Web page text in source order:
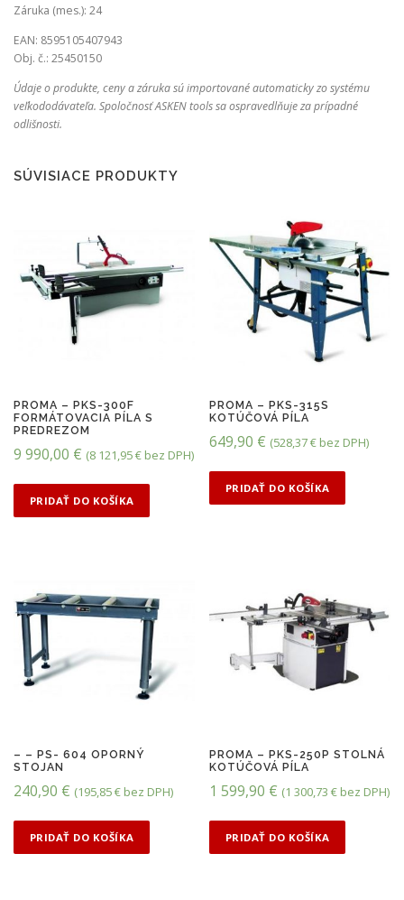
Záruka (mes.): 24
EAN: 8595105407943
Obj. č.: 25450150
Údaje o produkte, ceny a záruka sú importované automaticky zo systému
veľkododávateľa. Spoločnosť ASKEN tools sa ospravedlňuje za prípadné
odlišnosti.
SÚVISIACE PRODUKTY
PROMA – PKS-300F
FORMÁTOVACIA PÍLA S
PREDREZOM
9 990,00 € (8 121,95€ bez DPH)
PRIDAŤ DO KOŠÍKA
PROMA – PKS-315S
KOTÚČOVÁ PÍLA
649,90 € (528,37€ bez DPH)
PRIDAŤ DO KOŠÍKA
– – PS- 604 OPORNÝ
STOJAN
240,90 € (195,85€ bez DPH)
PRIDAŤ DO KOŠÍKA
PROMA – PKS-250P STOLNÁ
KOTÚČOVÁ PÍLA
1 599,90 € (1 300,73€ bez DPH)
PRIDAŤ DO KOŠÍKA